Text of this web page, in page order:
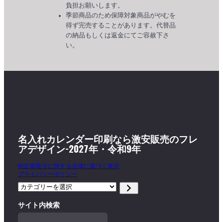
負担お願いします。
季節商品のため保障対象商品がやむを
得ず完売することがあります。代替品
の納品もしくは返金にてご容赦下さ
い。
名入れカレンダー印刷なら激安販売のフレ
アデザイン-2027年・令和9年
特定商取引に関する法律に基づく表示
プライバシーポリシー
カ
ゴ
リ
サイト内検索